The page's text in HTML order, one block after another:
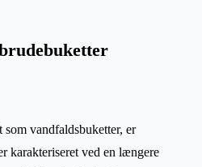
som vandfaldsbuketter, er
karakteriseret ved en længere